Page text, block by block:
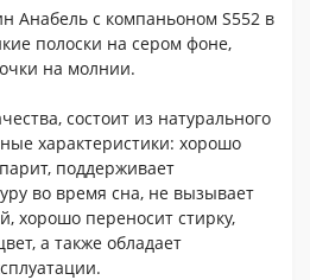
Анабель с компаньоном S552 в
полоски на сером фоне,
на молнии.
состоит из натурального
характеристики: хорошо
поддерживает
во время сна, не вызывает
хорошо переносит стирку,
а также обладает